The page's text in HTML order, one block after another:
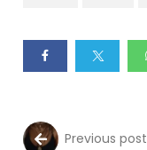
Previous post